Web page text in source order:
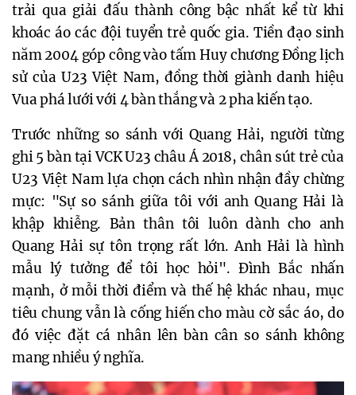
trải qua giải đấu thành công bậc nhất kể từ khi
khoác áo các đội tuyển trẻ quốc gia. Tiền đạo sinh
năm 2004 góp công vào tấm Huy chương Đồng lịch
sử của U23 Việt Nam, đồng thời giành danh hiệu
Vua phá lưới với 4 bàn thắng và 2 pha kiến tạo.
Trước những so sánh với Quang Hải, người từng
ghi 5 bàn tại VCK U23 châu Á 2018, chân sút trẻ của
U23 Việt Nam lựa chọn cách nhìn nhận đầy chừng
mực: "Sự so sánh giữa tôi với anh Quang Hải là
khập khiễng. Bản thân tôi luôn dành cho anh
Quang Hải sự tôn trọng rất lớn. Anh Hải là hình
mẫu lý tưởng để tôi học hỏi". Đình Bắc nhấn
mạnh, ở mỗi thời điểm và thế hệ khác nhau, mục
tiêu chung vẫn là cống hiến cho màu cờ sắc áo, do
đó việc đặt cá nhân lên bàn cân so sánh không
mang nhiều ý nghĩa.